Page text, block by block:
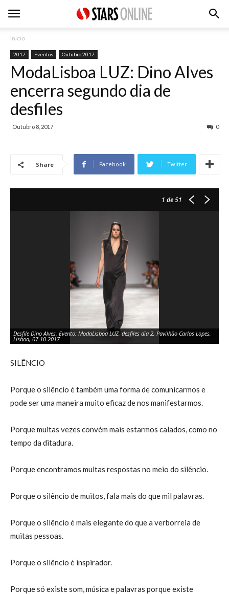
Inicio
2017 Eventos Outubro 2017
ModaLisboa LUZ: Dino Alves
encerra segundo dia de
desfiles
Outubro 8, 2017 0
Share Facebook Twitter
1 de 51
Desfile Dino Alves. Evento: ModaLisboa LUZ, desfiles dia 2, Pavilhão Carlos Lopes,
Lisboa, 07.10.2017
SILÊNCIO
Porque o silêncio é também uma forma de comunicarmos e
pode ser uma maneira muito eficaz de nos manifestarmos.
Porque muitas vezes convém mais estarmos calados, como no
tempo da ditadura.
Porque encontramos muitas respostas no meio do silêncio.
Porque o silêncio de muitos, fala mais do que mil palavras.
Porque o silêncio é mais elegante do que a verborreia de
muitas pessoas.
Porque o silêncio é inspirador.
Porque só existe som, música e palavras porque existe